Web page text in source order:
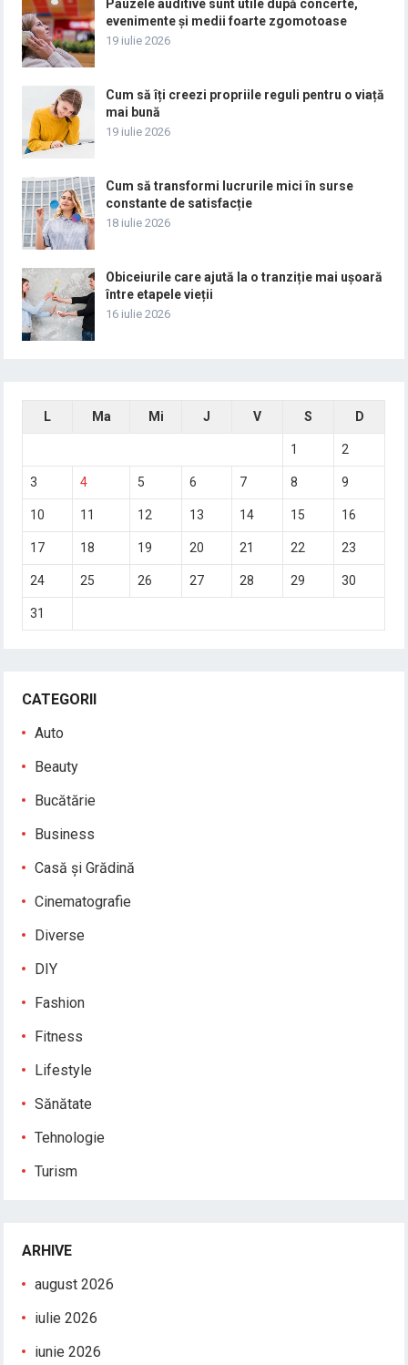
Pauzele auditive sunt utile după concerte,
evenimente și medii foarte zgomotoase
19 iulie 2026
Cum să îți creezi propriile reguli pentru o viață
mai bună
19 iulie 2026
Cum să transformi lucrurile mici în surse
constante de satisfacție
18 iulie 2026
Obiceiurile care ajută la o tranziție mai ușoară
între etapele vieții
16 iulie 2026
L Ma Mi J V S D
1 2
3 4 5 6 7 8 9
10 11 12 13 14 15 16
17 18 19 20 21 22 23
24 25 26 27 28 29 30
31
CATEGORII
Auto
Beauty
Bucătărie
Business
Casă și Grădină
Cinematografie
Diverse
DIY
Fashion
Fitness
Lifestyle
Sănătate
Tehnologie
Turism
ARHIVE
august 2026
iulie 2026
iunie 2026